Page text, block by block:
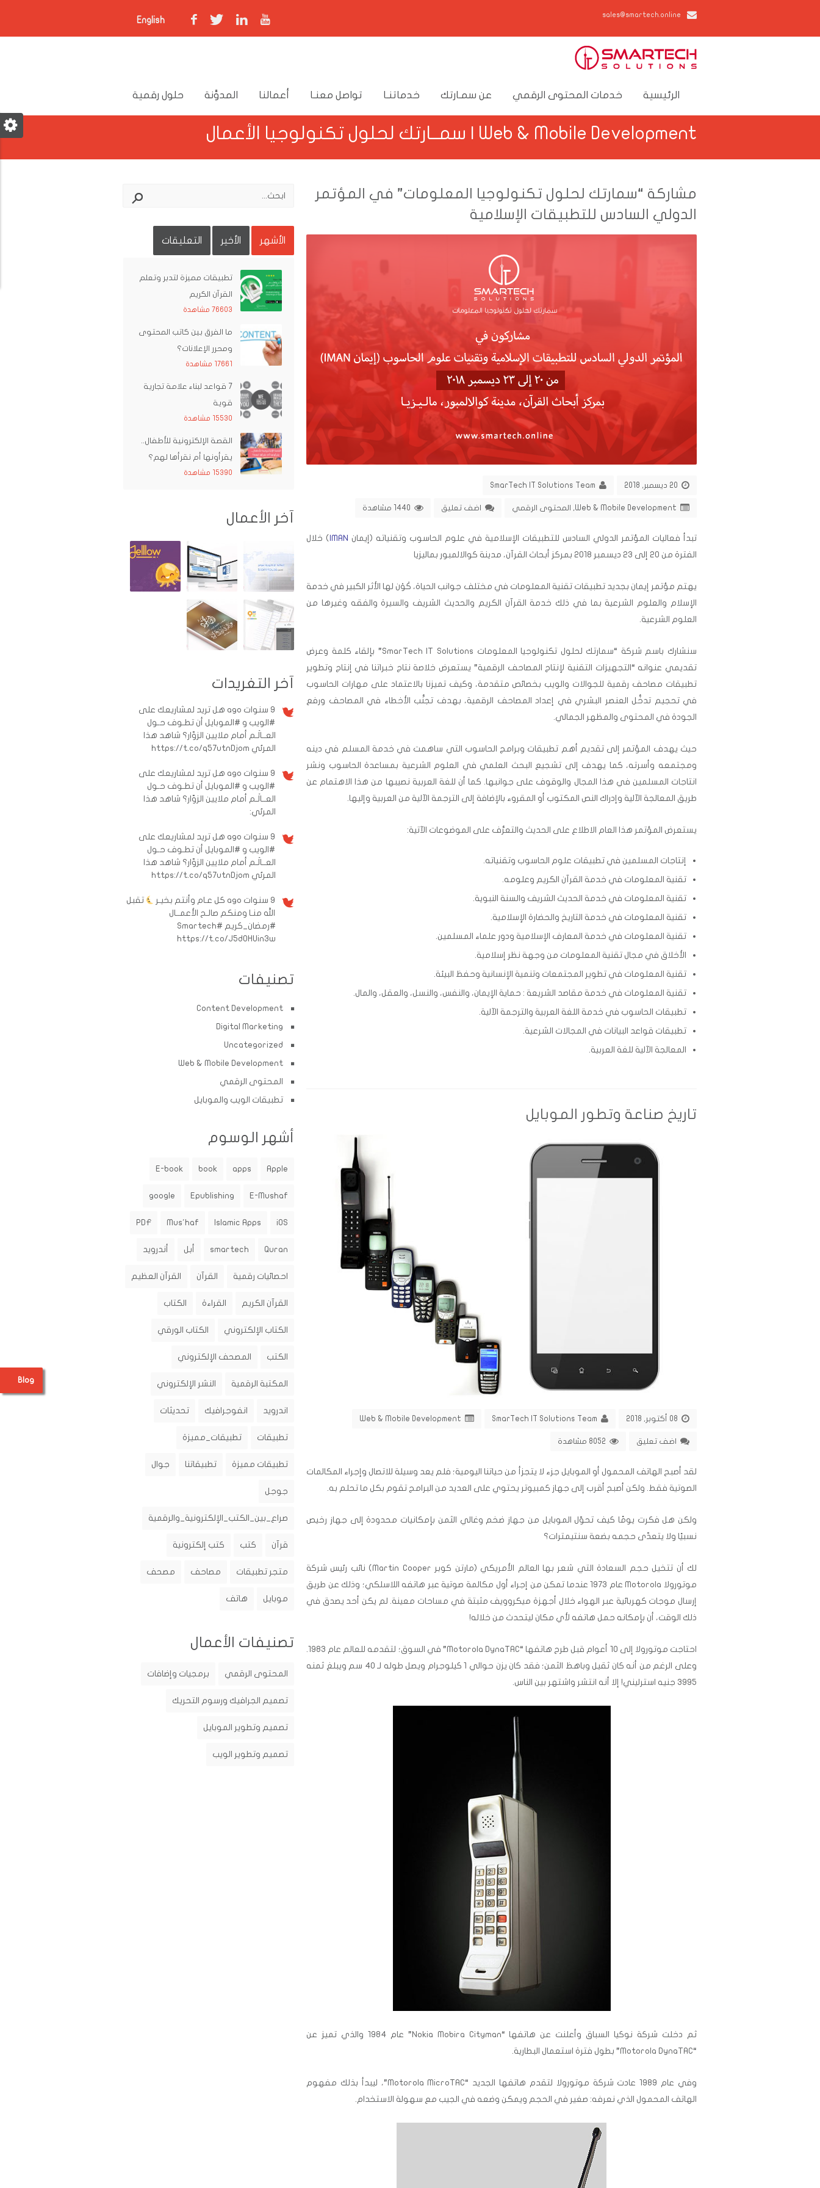
sales@smartech.online
English
الرئيسية خدمات المحتوى الرقمي عن سمـارتك خدماتنـا تواصل معنـا أعمالنا المدوَّنة حلول رقمية
Web & Mobile Development | سمــارتك لحلول تكنولوجيا الأعمال
مشاركة “سمارتك لحلول تكنولوجيا المعلومات” في المؤتمر
الدولي السادس للتطبيقات الإسلامية
SmarTech IT Solutions Team
Web & Mobile Development
, المحتوى الرقمي اضف تعليق
تبدأ فعاليات المؤتمر الدولي السادس للتطبيقات الإسلامية في علوم الحاسوب وتقنياته (إيمان IMAN ) خلال
الفترة من 20 إلى 23 ديسمبر 2018 بمركز أبحاث القرآن، مدينة كوالالمبور بماليزيا
يهتم مؤتمر إيمان بجديد تطبيقات تقنية المعلومات في مختلف جوانب الحياة، كَوْن لها الأثر الكبير في خدمة
الإسلام والعلوم الشرعية بما في ذلك خدمة القرآن الكريم والحديث الشريف والسيرة والفقه وغيرها من
العلوم الشرعية.
سنشارك باسم شركة “سمارتك لحلول تكنولوجيا المعلومات SmarTech IT Solutions” بإلقاء كلمة وعرض
تقديمي عنوانه “التجهيزات التقنية لإنتاج المصاحف الرقمية” يستعرض خلاصة نتاج خبراتنا في إنتاج وتطوير
تطبيقات مصاحف رقمية للجوالات والويب بخصائص متقدمة، وكيف تميزنا بالاعتماد على مهارات الحاسوب
في تحجيم تدخُّل العنصر البشري في إعداد المصاحف الرقمية، بهدف تجنُّب الأخطاء في المصاحف ورفع
الجودة في المحتوى والمظهر الجمالي.
حيث يهدف المؤتمر إلى تقديم أهم تطبيقات وبرامج الحاسوب التي ساهمت في خدمة المسلم في دينه
ومجتمعه وأسرته، كما يهدف إلى تشجيع البحث العلمي في العلوم الشرعية بمساعدة الحاسوب ونشر
انتاجات المسلمين في هذا المجال والوقوف على جوانبها. كما أن للغة العربية نصيبها من هذا الاهتمام عن
طريق المعالجة الآلية وإدراك النص المكتوب أو المقروء بالإضافة إلى الترجمة الآلية من العربية وإليها.
يستعرض المؤتمر هذا العام الاطلاع على الحديث والتعرُّف على الموضوعات الآتية:
إنتاجات المسلمين في تطبيقات علوم الحاسوب وتقنياته.
تقنية المعلومات في خدمة القرآن الكريم وعلومه.
تقنية المعلومات في خدمة الحديث الشريف والسنة النبوية.
تقنية المعلومات في خدمة التاريخ والحضارة الإسلامية.
تقنية المعلومات في خدمة المعارف الإسلامية ودور علماء المسلمين.
الأخلاق في مجال تقنية المعلومات من وجهة نظر إسلامية.
تقنية المعلومات في تطوير المجتمعات وتنمية الإنسانية وحفظ البيئة.
تقنية المعلومات في خدمة مقاصد الشريعة : حماية الإيمان، والنفس، والنسل، والعقل، والمال.
تطبيقات الحاسوب في خدمة اللغة العربية والترجمة الآلية.
تطبيقات قواعد البيانات في المجالات الشرعية.
المعالجة الآلية للغة العربية.
تاريخ صناعة وتطور الموبايل
SmarTech IT Solutions Team
Web & Mobile Development
اضف تعليق
لقد أصبح الهاتف المحمول أو الموبايل جزء لا يتجزأ من حياتنا اليومية؛ فلم يعد وسيلة للاتصال وإجراء المكالمات
الصوتية فقط. ولكن أصبح أقرب إلى جهاز كمبيوتر يحتوي على العديد من البرامج تقوم بكل ما تحلم به.
ولكن هل فكرت يومًا كيف تحوّل الموبايل من جهاز ضخم وغالي الثمن بإمكانيات محدودة إلى جهاز رخيص
نسبيًا ولا يتعدّى حجمه بضعة سنتيمترات؟
لك أن تتخيل حجم السعادة التي شعر بها العالم الأمريكي (مارتن كوبر Martin Cooper) نائب رئيس شركة
موتورولا Motorola عام 1973 عندما تمكن من إجراء أول مكالمة صوتية عبر هاتفه اللاسلكي؛ وذلك عن طريق
إرسال موجات كهربائية عبر الهواء خلال أجهزة ميكروويف مثبتة في مساحات معينة. لم يكن أحد يصدق في
ذلك الوقت، أن بإمكانه حمل هاتفه لأي مكان ليتحدث من خلاله!
احتاجت موتورولا إلى 10 أعوام قبل طرح هاتفها “Motorola DynaTAC” في السوق؛ لتقدمه للعالم عام 1983.
وعلى الرغم من أنه كان ثقيل وباهظ الثمن؛ فقد كان يزن حوالي 1 كيلوجرام ويصل طوله لـ 40 سم ويبلغ ثمنه
3995 جنيه استرليني! إلا أنه انتشر واشتهر بين الناس.
ثم دخلت شركة نوكيا السباق وأعلنت عن هاتفها “Nokia Mobira Cityman” عام 1984 والذي تميز عن
“Motorola DynaTAC” بطول فترة استعمال البطارية.
وفي عام 1989 عادت شركة موتورولا لتقدم هاتفها الجديد “Motorola MicroTAC”، ليبدأ بذلك مفهوم
الهاتف المحمول الذي نعرفه: صغير في الحجم ويمكن وضعه في الجيب مع سهولة الاستخدام.
الأشهر الأخير التعليقات
تطبيقات مميزة لتدبر وتعلم
القرآن الكريم
76603 مشاهدة
ما الفرق بين كاتب المحتوى
ومحرر الإعلانات؟
17661 مشاهدة
7 قواعد لبناء علامة تجارية
قوية
15530 مشاهدة
القصة الإلكترونية للأطفال..
يقرأونها أم نقرأها لهم؟
15390 مشاهدة
آخر الأعمال
آخر التغريدات
9 سنوات ago
هل تريد لمشاريعك على
#الويب و #الموبايل أن تطـوف حـول
العــالَـم أمام ملايين الزوّار؟ شاهد هذا
المرئي https://t.co/q57utnDjom
9 سنوات ago
هل تريد لمشاريعك على
#الويب و #الموبايل أن تطـوف حـول
العــالَـم أمام ملايين الزوّار؟ شاهد هذا
المرئي:
9 سنوات ago
هل تريد لمشاريعك على
#الويب و #الموبايل أن تطـوف حـول
العــالَـم أمام ملايين الزوّار؟ شاهد هذا
المرئي https://t.co/q57utnDjom
9 سنوات ago كل عـام وأنتم بخيـر
تقبل
الله منـا ومنكم صالـح الأعمــال
#رمضان_كريم #Smartech
https://t.co/J5d0HUin3w
تصنيفات
Content Development
Digital Marketing
Uncategorized
Web & Mobile Development
المحتوى الرقمي
تطبيقات الويب والموبايل
أشهر الوسوم
Apple
apps
book
E-book
E-Mushaf
Epublishing
google
iOS
Islamic Apps
Mus'haf
PDF
Quran
smartech أبل أندرويد
احصائيات رقمية القرآن القرآن العظيم
القرآن الكريم القراءة الكتاب
الكتاب الإلكتروني الكتاب الورقي
الكتب المصحف الإلكتروني
المكتبة الرقمية النشر الإلكتروني
اندرويد انفوجرافيك تحديثات
تطبيقات تطبيقات_مميزة
تطبيقات مميزة تطبيقاتنا جوال
جوجل
صراع_بين_الكتب_الإلكترونية_والرقمية
قرآن كتب كتب إلكترونية
متجر تطبيقات مصاحف مصحف
موبايل هاتف
تصنيفات الأعمال
المحتوى الرقمي برمجيات وإضافات
تصميم الجرافيك ورسوم التحريك
تصميم وتطوير الموبايل
تصميم وتطوير الويب
Blog